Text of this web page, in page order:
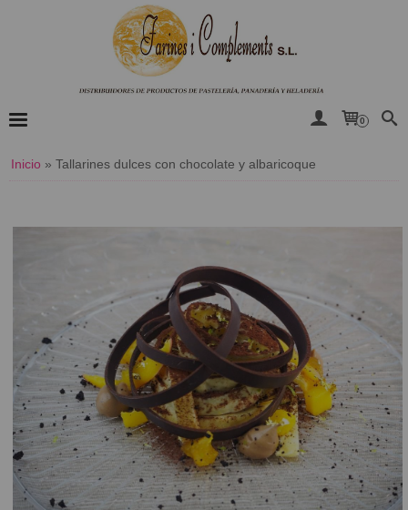
0
Inicio » ​Tallarines dulces con chocolate y albaricoque